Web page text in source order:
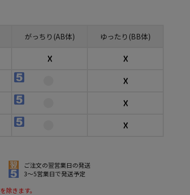
がっちり(AB体) ゆったり(BB体)
☓ ☓
☓
☓
☓
ご注文の翌営業日の発送
3～5営業日で発送予定
を除きます。